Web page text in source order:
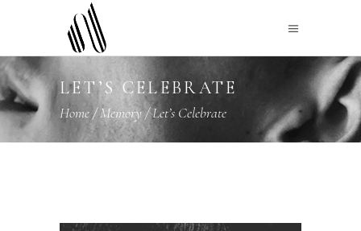
LET’S CELEBRATE
Home/Memory/Let’s Celebrate